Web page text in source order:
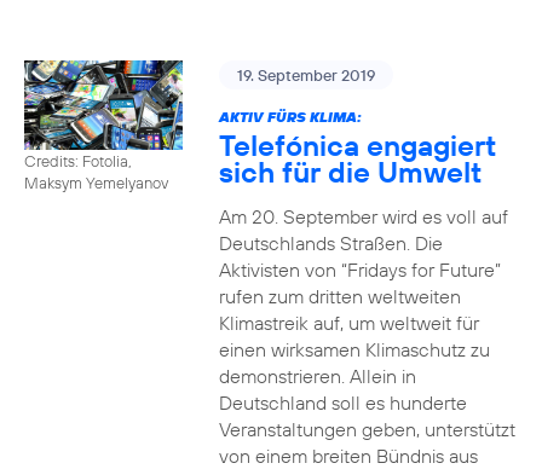
Credits: Fotolia,
Maksym Yemelyanov
19. September 2019
AKTIV FÜRS KLIMA:
Telefónica engagiert
sich für die Umwelt
Am 20. September wird es voll auf
Deutschlands Straßen. Die
Aktivisten von “Fridays for Future”
rufen zum dritten weltweiten
Klimastreik auf, um weltweit für
einen wirksamen Klimaschutz zu
demonstrieren. Allein in
Deutschland soll es hunderte
Veranstaltungen geben, unterstützt
von einem breiten Bündnis aus